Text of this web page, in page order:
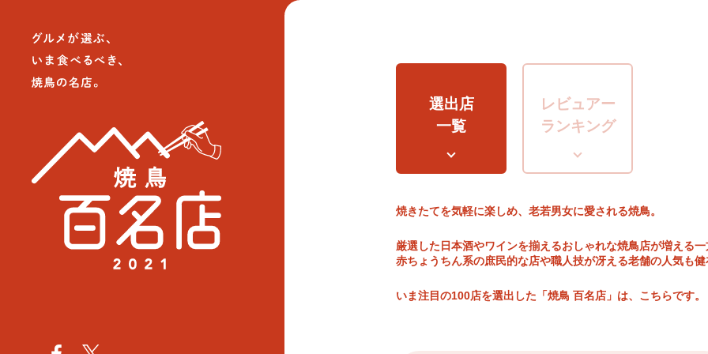
選出店
一覧
レビュアー
ランキング
焼きたてを気軽に楽しめ、老若男女に愛される焼鳥。
厳選した日本酒やワインを揃えるおしゃれな焼鳥店が増える一
赤ちょうちん系の庶民的な店や職人技が冴える老舗の人気も健
いま注目の100店を選出した「焼鳥 百名店」は、こちらです。